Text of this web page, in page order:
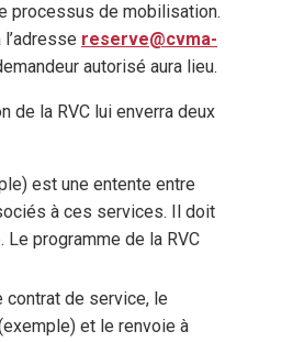
processus de mobilisation.
reserve@cvma-
autorisé aura lieu.
de la RVC lui enverra deux
est une entente entre
à ces services. Il doit
programme de la RVC
contrat de service, le
et le renvoie à